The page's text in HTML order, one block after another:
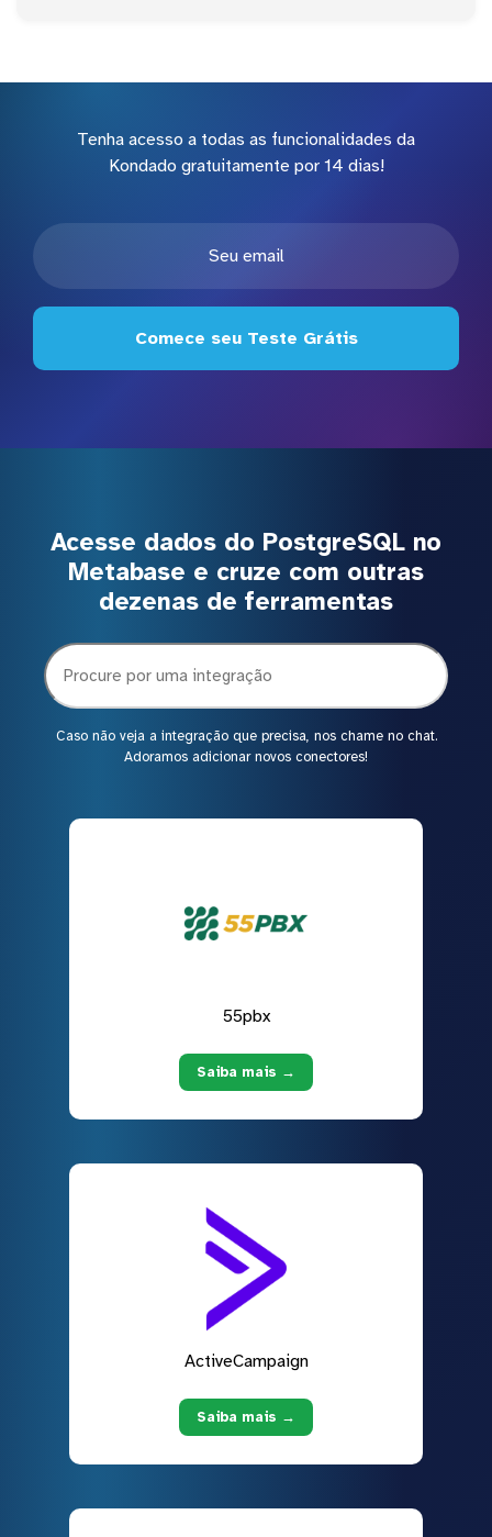
Tenha acesso a todas as funcionalidades da
Kondado gratuitamente por 14 dias!
Comece seu Teste Grátis
Acesse dados do PostgreSQL no
Metabase e cruze com outras
dezenas de ferramentas
Caso não veja a integração que precisa, nos chame no chat.
Adoramos adicionar novos conectores!
55pbx
Saiba mais →
ActiveCampaign
Saiba mais →